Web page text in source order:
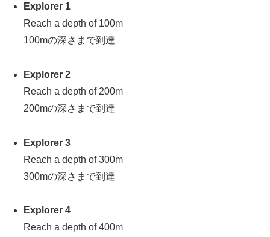
Explorer 1
Reach a depth of 100m
100mの深さまで到達
Explorer 2
Reach a depth of 200m
200mの深さまで到達
Explorer 3
Reach a depth of 300m
300mの深さまで到達
Explorer 4
Reach a depth of 400m